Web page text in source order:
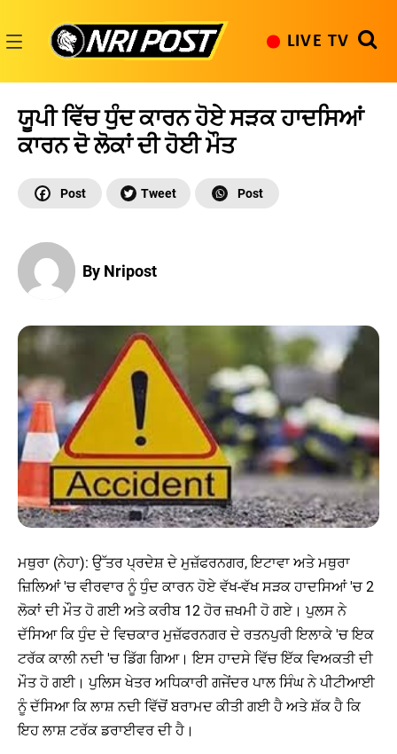
content
LIVE TV
ਯੂਪੀ ਵਿੱਚ ਧੁੰਦ ਕਾਰਨ ਹੋਏ ਸੜਕ ਹਾਦਸਿਆਂ
ਕਾਰਨ ਦੋ ਲੋਕਾਂ ਦੀ ਹੋਈ ਮੌਤ
By Nripost
ਮਥੁਰਾ (ਨੇਹਾ): ਉੱਤਰ ਪ੍ਰਦੇਸ਼ ਦੇ ਮੁਜ਼ੱਫਰਨਗਰ, ਇਟਾਵਾ ਅਤੇ ਮਥੁਰਾ
ਜ਼ਿਲਿਆਂ 'ਚ ਵੀਰਵਾਰ ਨੂੰ ਧੁੰਦ ਕਾਰਨ ਹੋਏ ਵੱਖ-ਵੱਖ ਸੜਕ ਹਾਦਸਿਆਂ 'ਚ 2
ਲੋਕਾਂ ਦੀ ਮੌਤ ਹੋ ਗਈ ਅਤੇ ਕਰੀਬ 12 ਹੋਰ ਜ਼ਖਮੀ ਹੋ ਗਏ। ਪੁਲਸ ਨੇ
ਦੱਸਿਆ ਕਿ ਧੁੰਦ ਦੇ ਵਿਚਕਾਰ ਮੁਜ਼ੱਫਰਨਗਰ ਦੇ ਰਤਨਪੁਰੀ ਇਲਾਕੇ 'ਚ ਇਕ
ਟਰੱਕ ਕਾਲੀ ਨਦੀ 'ਚ ਡਿੱਗ ਗਿਆ। ਇਸ ਹਾਦਸੇ ਵਿੱਚ ਇੱਕ ਵਿਅਕਤੀ ਦੀ
ਮੌਤ ਹੋ ਗਈ। ਪੁਲਿਸ ਖੇਤਰ ਅਧਿਕਾਰੀ ਗਜੇਂਦਰ ਪਾਲ ਸਿੰਘ ਨੇ ਪੀਟੀਆਈ
ਨੂੰ ਦੱਸਿਆ ਕਿ ਲਾਸ਼ ਨਦੀ ਵਿੱਚੋਂ ਬਰਾਮਦ ਕੀਤੀ ਗਈ ਹੈ ਅਤੇ ਸ਼ੱਕ ਹੈ ਕਿ
ਇਹ ਲਾਸ਼ ਟਰੱਕ ਡਰਾਈਵਰ ਦੀ ਹੈ।